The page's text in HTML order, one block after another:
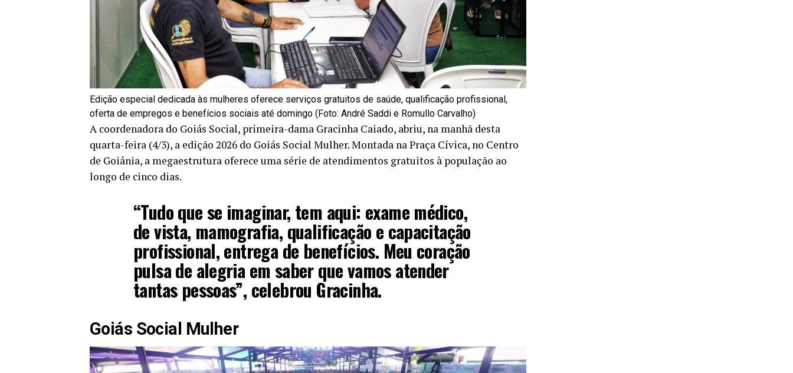
Edição especial dedicada às mulheres oferece serviços gratuitos de saúde, qualificação profissional,
oferta de empregos e benefícios sociais até domingo (Foto: André Saddi e Romullo Carvalho)
A coordenadora do Goiás Social, primeira-dama Gracinha Caiado, abriu, na manhã desta
quarta-feira (4/3), a edição 2026 do Goiás Social Mulher. Montada na Praça Cívica, no Centro
de Goiânia, a megaestrutura oferece uma série de atendimentos gratuitos à população ao
longo de cinco dias.
“Tudo que se imaginar, tem aqui: exame médico,
de vista, mamografia, qualificação e capacitação
profissional, entrega de benefícios. Meu coração
pulsa de alegria em saber que vamos atender
tantas pessoas”, celebrou Gracinha.
Goiás Social Mulher